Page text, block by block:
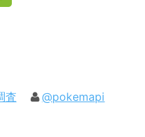
査 @pokemapi